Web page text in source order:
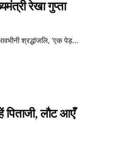
रेखा गुप्ता
श्रद्धांजलि, 'एक पेड़...
पिताजी, लौट आएँ